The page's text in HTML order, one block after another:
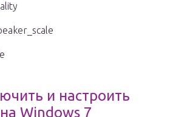
и настроить
Windows 7